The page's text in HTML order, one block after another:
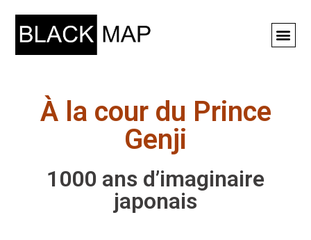
À la cour du Prince
Genji
1000 ans d’imaginaire
japonais